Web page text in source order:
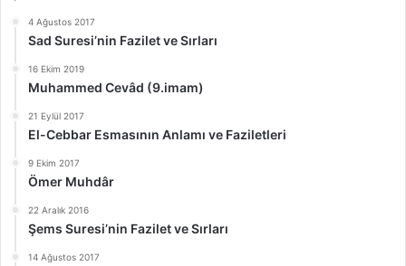
4 Ağustos 2017
Sad Suresi’nin Fazilet ve Sırları
16 Ekim 2019
Muhammed Cevâd (9.imam)
21 Eylül 2017
El-Cebbar Esmasının Anlamı ve Faziletleri
9 Ekim 2017
Ömer Muhdâr
22 Aralık 2016
Şems Suresi’nin Fazilet ve Sırları
14 Ağustos 2017